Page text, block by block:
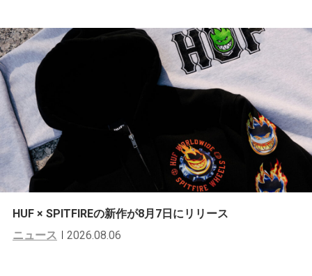
HUF × SPITFIREの新作が8月7日にリリース
ニュース
2026.08.06